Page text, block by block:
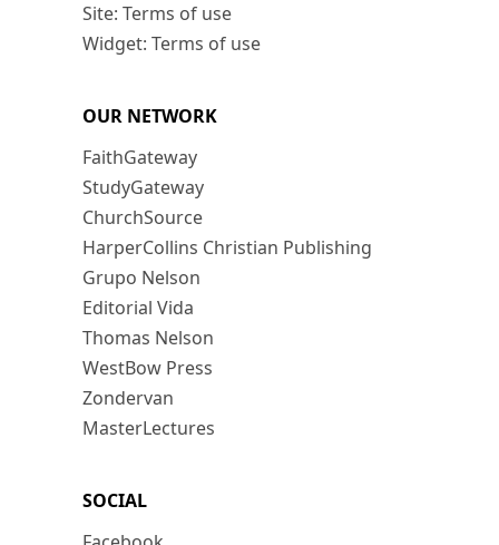
Site: Terms of use
Widget: Terms of use
OUR NETWORK
FaithGateway
StudyGateway
ChurchSource
HarperCollins Christian Publishing
Grupo Nelson
Editorial Vida
Thomas Nelson
WestBow Press
Zondervan
MasterLectures
SOCIAL